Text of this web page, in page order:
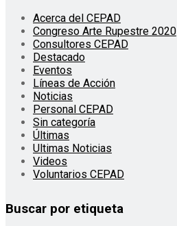
Acerca del CEPAD
Congreso Arte Rupestre 2020
Consultores CEPAD
Destacado
Eventos
Líneas de Acción
Noticias
Personal CEPAD
Sin categoría
Últimas
Ultimas Noticias
Videos
Voluntarios CEPAD
Buscar por etiqueta